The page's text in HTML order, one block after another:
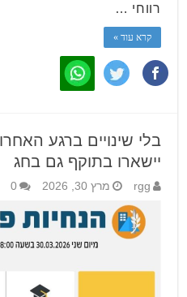
רווחי …
קרא עוד »
בלי שינויים ברגע
יישארו בתוקף גם בחג
rgg מרץ 30, 2026 0